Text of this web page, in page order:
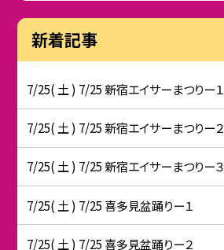
新着記事
7/25( 土 ) 7/25 新宿エイサーまつりー１
7/25( 土 ) 7/25 新宿エイサーまつりー２
7/25( 土 ) 7/25 新宿エイサーまつりー３
7/25( 土 ) 7/25 喜多見盆踊りー１
7/25( 土 ) 7/25 喜多見盆踊りー２